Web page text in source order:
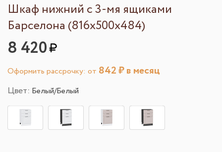
Шкаф нижний с 3-мя ящиками
Барселона (816х500х484)
8 420
Оформить рассрочку: от 842₽ в месяц
Цвет: Белый/Белый